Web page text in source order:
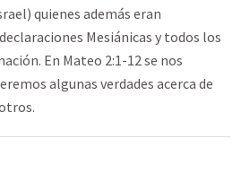
quienes además eran
Mesiánicas y todos los
En Mateo 2:1-12 se nos
algunas verdades acerca de